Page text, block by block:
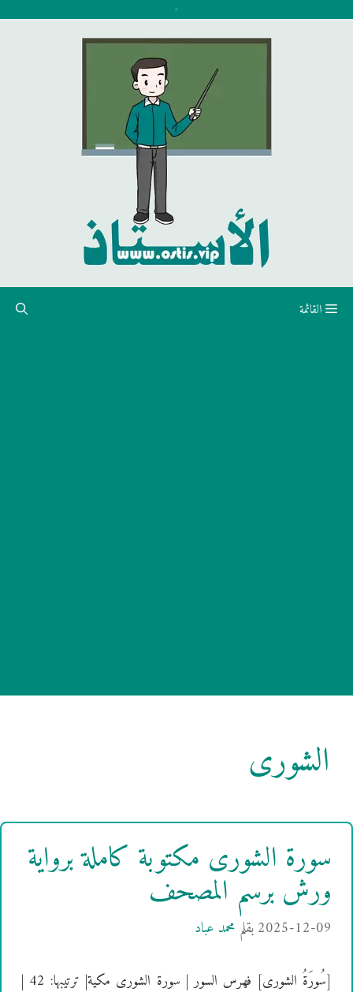
القائمة
الشورى
سورة الشورى مكتوبة كاملة برواية
ورش برسم المصحف
2025-12-09بقلم محمد عباد
[سُورَةُ الشورى] فهرس السور | سورة الشورى مكية| ترتيبها: 42 |